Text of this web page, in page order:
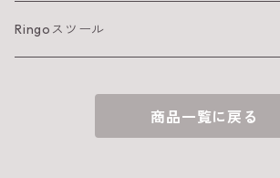
箸置き
GUGU
Ringoスツール
商品一覧に戻る